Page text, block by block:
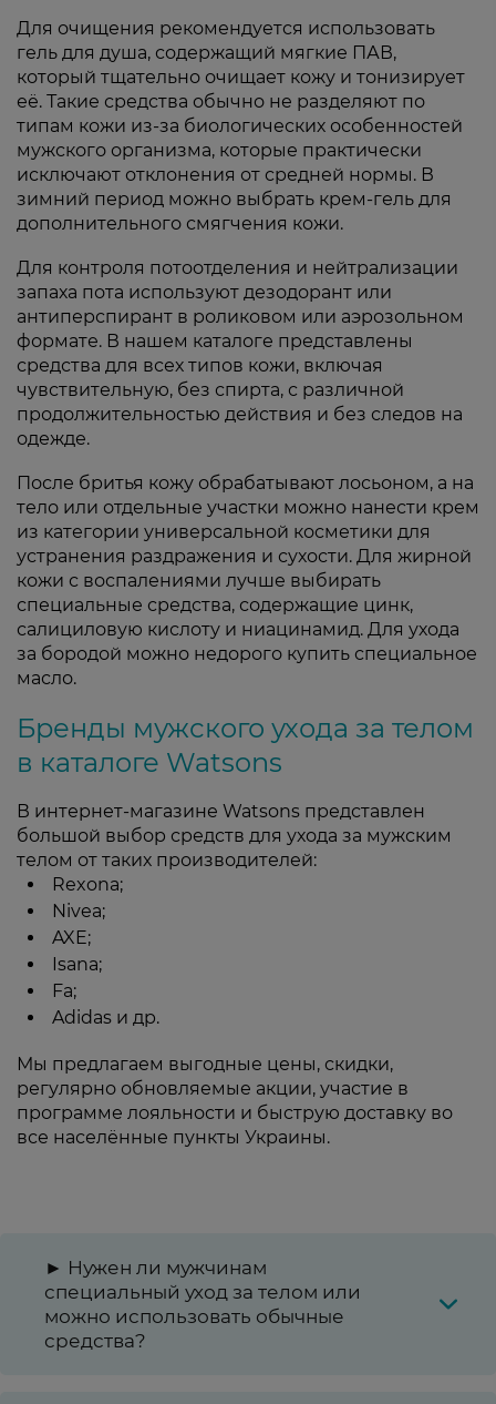
Для очищения рекомендуется использовать
гель для душа, содержащий мягкие ПАВ,
который тщательно очищает кожу и тонизирует
её. Такие средства обычно не разделяют по
типам кожи из-за биологических особенностей
мужского организма, которые практически
исключают отклонения от средней нормы. В
зимний период можно выбрать крем-гель для
дополнительного смягчения кожи.
Для контроля потоотделения и нейтрализации
запаха пота используют дезодорант или
антиперспирант в роликовом или аэрозольном
формате. В нашем каталоге представлены
средства для всех типов кожи, включая
чувствительную, без спирта, с различной
продолжительностью действия и без следов на
одежде.
После бритья кожу обрабатывают лосьоном, а на
тело или отдельные участки можно нанести крем
из категории универсальной косметики для
устранения раздражения и сухости. Для жирной
кожи с воспалениями лучше выбирать
специальные средства, содержащие цинк,
салициловую кислоту и ниацинамид. Для ухода
за бородой можно недорого купить специальное
масло.
Бренды мужского ухода за телом
в каталоге Watsons
В интернет-магазине Watsons представлен
большой выбор средств для ухода за мужским
телом от таких производителей:
Rexona;
Nivea;
AXE;
Isana;
Fa;
Adidas и др.
Мы предлагаем выгодные цены, скидки,
регулярно обновляемые акции, участие в
программе лояльности и быструю доставку во
все населённые пункты Украины.
► Нужен ли мужчинам
специальный уход за телом или
можно использовать обычные
средства?